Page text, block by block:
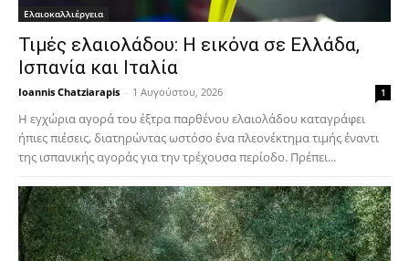
Ελαιοκαλλιέργεια
Τιμές ελαιολάδου: Η εικόνα σε Ελλάδα,
Ισπανία και Ιταλία
Ioannis Chatziarapis - 1 Αυγούστου, 2026 1
Η εγχώρια αγορά του έξτρα παρθένου ελαιολάδου καταγράφει
ήπιες πιέσεις, διατηρώντας ωστόσο ένα πλεονέκτημα τιμής έναντι
της ισπανικής αγοράς για την τρέχουσα περίοδο. Πρέπει...